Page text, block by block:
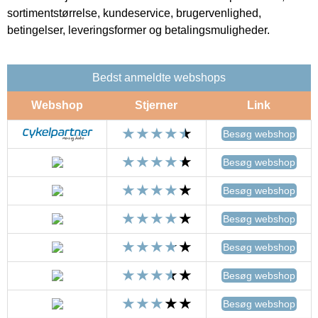
sortimentstørrelse, kundeservice, brugervenlighed,
betingelser, leveringsformer og betalingsmuligheder.
Bedst anmeldte webshops
Webshop Stjerner Link
Besøg webshop
Besøg webshop
Besøg webshop
Besøg webshop
Besøg webshop
Besøg webshop
Besøg webshop